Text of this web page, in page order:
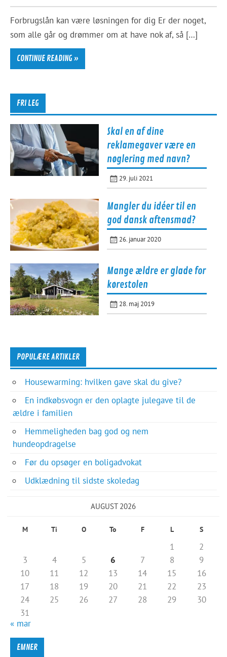
Forbrugslån kan være løsningen for dig Er der noget,
som alle går og drømmer om at have nok af, så […]
CONTINUE READING »
FRI LEG
Skal en af dine
reklamegaver være en
nøglering med navn?
29. juli 2021
Mangler du idéer til en
god dansk aftensmad?
26. januar 2020
Mange ældre er glade for
kørestolen
28. maj 2019
POPULÆRE ARTIKLER
Housewarming: hvilken gave skal du give?
En indkøbsvogn er den oplagte julegave til de
ældre i familien
Hemmeligheden bag god og nem
hundeopdragelse
Før du opsøger en boligadvokat
Udklædning til sidste skoledag
AUGUST 2026
M Ti O To F L S
1
2
3
4 5 6 7 8
9
10
11 12 13 14 15
16
17
18 19 20 21 22
23
24
25 26 27 28 29
30
31
« mar
EMNER